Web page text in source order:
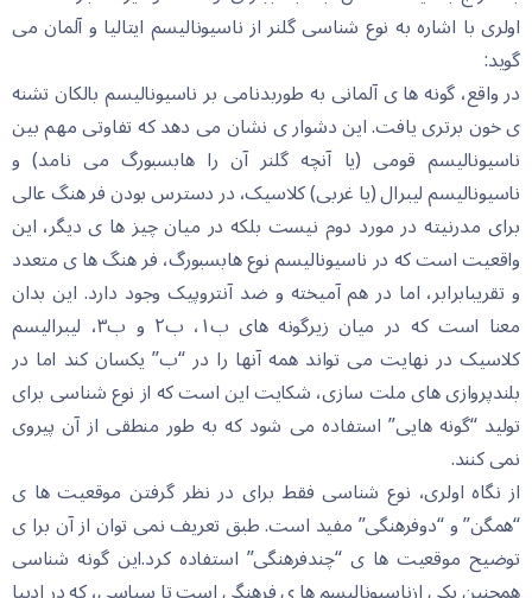
اولری با اشاره به نوع شناسی گلنر از ناسیونالیسم ایتالیا و آلمان می
گوید:
در واقع، گونه ها ی آلمانی به طوربدنامی بر ناسیونالیسم بالکان تشنه
ی خون برتری یافت. این دشوار ی نشان می دهد که تفاوتی مهم بین
ناسیونالیسم قومی (یا آنچه گلنر آن را هابسبورگ می نامد) و
ناسیونالیسم لیبرال (یا غربی) کلاسیک، در دسترس بودن فر هنگ عالی
برای مدرنیته در مورد دوم نیست بلکه در میان چیز ها ی دیگر، این
واقعیت است که در ناسیونالیسم نوع هابسبورگ، فر هنگ ها ی متعدد
و تقریبابرابر، اما در هم آمیخته و ضد آنتروپیک وجود دارد. این بدان
معنا است که در میان زیرگونه های ب١، ب٢ و ب٣، لیبرالیسم
کلاسیک در نهایت می تواند همه آنها را در “ب” یکسان کند اما در
بلندپروازی های ملت سازی، شکایت این است که از نوع شناسی برای
تولید “گونه هایی” استفاده می شود که به طور منطقی از آن پیروی
نمی کنند.
از نگاه اولری، نوع شناسی فقط برای در نظر گرفتن موقعیت ها ی
“همگن” و “دوفرهنگی” مفید است. طبق تعریف نمی توان از آن برا ی
توضیح موقعیت ها ی “چندفرهنگی” استفاده کرد.این گونه شناسی